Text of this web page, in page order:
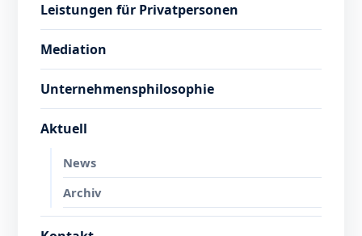
Leistungen für Privatpersonen
Mediation
Unternehmensphilosophie
Aktuell
News
Archiv